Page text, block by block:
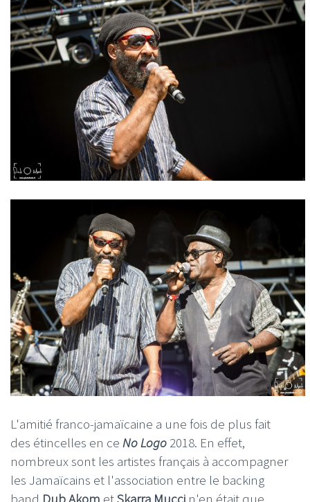
L'amitié franco-jamaïcaine a une fois de plus fait
des étincelles en ce No Logo 2018. En effet,
nombreux sont les artistes français à accompagner
les Jamaïcains et l'association entre le backing
band Dub Akom etSkarra Mucci n'en était que